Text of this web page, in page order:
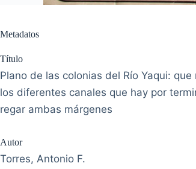
Metadatos
Título
Plano de las colonias del Río Yaqui: que
los diferentes canales que hay por
regar ambas márgenes
Autor
Torres, Antonio F.